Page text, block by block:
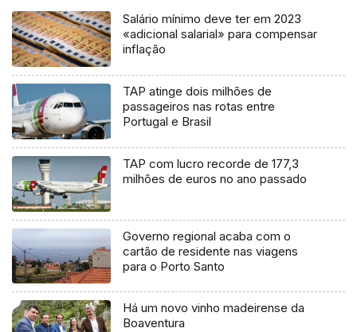
Salário mínimo deve ter em 2023
«adicional salarial» para compensar
inflação
TAP atinge dois milhões de
passageiros nas rotas entre
Portugal e Brasil
TAP com lucro recorde de 177,3
milhões de euros no ano passado
Governo regional acaba com o
cartão de residente nas viagens
para o Porto Santo
Há um novo vinho madeirense da
Boaventura